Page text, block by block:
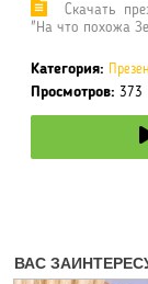
Cкачать
"На что похожа
Категория:
Просмотров: 373